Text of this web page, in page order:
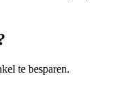
te besparen.